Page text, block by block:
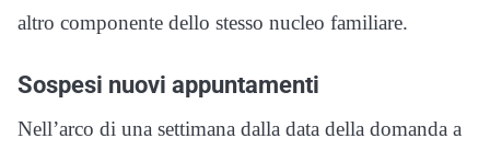
altro componente dello stesso nucleo familiare.
Sospesi nuovi appuntamenti
Nell’arco di una settimana dalla data della domanda a